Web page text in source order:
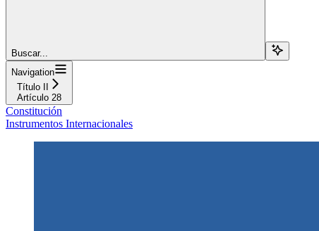
Buscar...
Navigation
Título II
Artículo 28
Constitución
Instrumentos Internacionales